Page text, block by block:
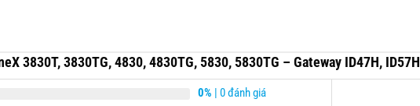
3830T, 3830TG, 4830, 4830TG, 5830, 5830TG – Gateway ID47H, ID57H
0% | 0 đánh giá